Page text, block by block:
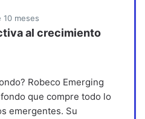
10 meses
al crecimiento
Robeco Emerging
que compre todo lo
emergentes. Su